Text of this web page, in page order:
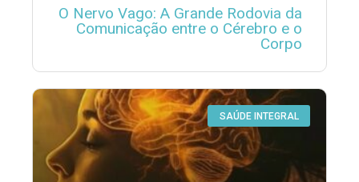
O Nervo Vago: A Grande Rodovia da
Comunicação entre o Cérebro e o
Corpo
SAÚDE INTEGRAL